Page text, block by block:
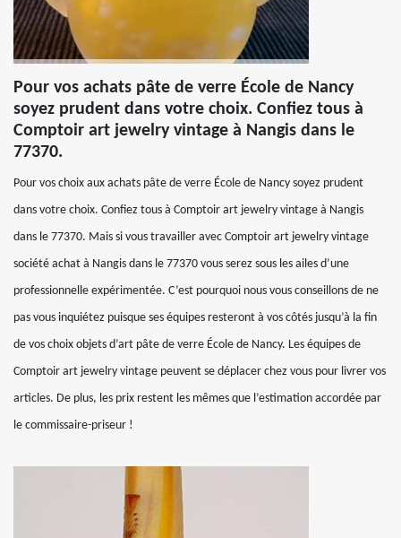
Pour vos achats pâte de verre École de Nancy
soyez prudent dans votre choix. Confiez tous à
Comptoir art jewelry vintage à Nangis dans le
77370.
Pour vos choix aux achats pâte de verre École de Nancy soyez prudent
dans votre choix. Confiez tous à Comptoir art jewelry vintage à Nangis
dans le 77370. Mais si vous travailler avec Comptoir art jewelry vintage
société achat à Nangis dans le 77370 vous serez sous les ailes d’une
professionnelle expérimentée. C’est pourquoi nous vous conseillons de ne
pas vous inquiétez puisque ses équipes resteront à vos côtés jusqu’à la fin
de vos choix objets d’art pâte de verre École de Nancy. Les équipes de
Comptoir art jewelry vintage peuvent se déplacer chez vous pour livrer vos
articles. De plus, les prix restent les mêmes que l’estimation accordée par
le commissaire-priseur !